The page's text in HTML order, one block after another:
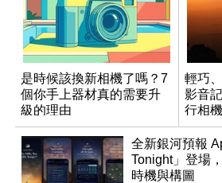
是時候該換新相機了嗎？7
個你手上器材真的需要升
級的理由
輕巧
影音
行相
全新銀河預報
Tonight」登場
時機與構圖